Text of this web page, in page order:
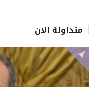
متداولة الان